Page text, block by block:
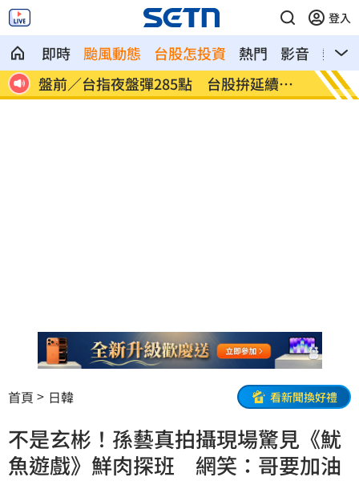
登入
即時 颱風動態 台股怎投資 熱門 影音
熱搜
送
盤前／台指夜盤彈285點 台股拚延續反
彈
美股
點
首頁 日韓 看新聞換好禮
不是玄彬！孫藝真拍攝現場驚見《魷
魚遊戲》鮮肉探班 網笑：哥要加油